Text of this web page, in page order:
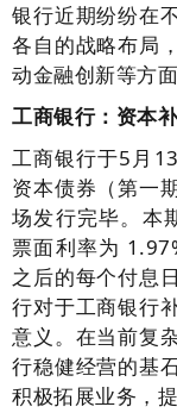
银行近期纷纷在
各自的战略布局
动金融创新等方
工商银行：资本
工商银行于5月
资本债券（第一
场发行完毕。本
票面利率为
之后的每个付息
行对于工商银行
意义。在当前复
行稳健经营的基
积极拓展业务，